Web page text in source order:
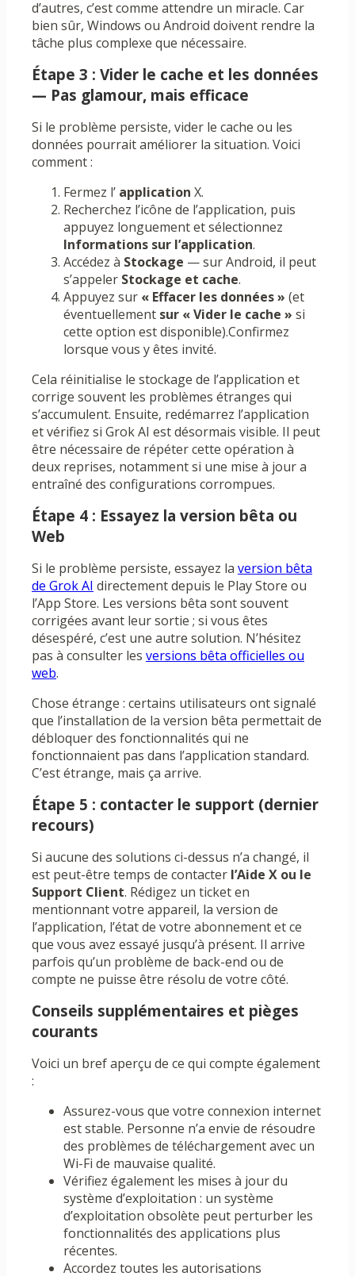
d’autres, c’est comme attendre un miracle. Car
bien sûr, Windows ou Android doivent rendre la
tâche plus complexe que nécessaire.
Étape 3 : Vider le cache et les données
— Pas glamour, mais efficace
Si le problème persiste, vider le cache ou les
données pourrait améliorer la situation. Voici
comment :
Fermez l’ application X.
Recherchez l’icône de l’application, puis
appuyez longuement et sélectionnez
Informations sur l’application.
Accédez à Stockage — sur Android, il peut
s’appeler Stockage et cache.
Appuyez sur « Effacer les données » (et
éventuellement sur « Vider le cache » si
cette option est disponible).Confirmez
lorsque vous y êtes invité.
Cela réinitialise le stockage de l’application et
corrige souvent les problèmes étranges qui
s’accumulent. Ensuite, redémarrez l’application
et vérifiez si Grok AI est désormais visible. Il peut
être nécessaire de répéter cette opération à
deux reprises, notamment si une mise à jour a
entraîné des configurations corrompues.
Étape 4 : Essayez la version bêta ou
Web
Si le problème persiste, essayez la version bêta
de Grok AI directement depuis le Play Store ou
l’App Store. Les versions bêta sont souvent
corrigées avant leur sortie ; si vous êtes
désespéré, c’est une autre solution. N’hésitez
pas à consulter les versions bêta officielles ou
web.
Chose étrange : certains utilisateurs ont signalé
que l’installation de la version bêta permettait de
débloquer des fonctionnalités qui ne
fonctionnaient pas dans l’application standard.
C’est étrange, mais ça arrive.
Étape 5 : contacter le support (dernier
recours)
Si aucune des solutions ci-dessus n’a changé, il
est peut-être temps de contacter l’Aide X ou le
Support Client. Rédigez un ticket en
mentionnant votre appareil, la version de
l’application, l’état de votre abonnement et ce
que vous avez essayé jusqu’à présent. Il arrive
parfois qu’un problème de back-end ou de
compte ne puisse être résolu de votre côté.
Conseils supplémentaires et pièges
courants
Voici un bref aperçu de ce qui compte également
:
Assurez-vous que votre connexion internet
est stable. Personne n’a envie de résoudre
des problèmes de téléchargement avec un
Wi-Fi de mauvaise qualité.
Vérifiez également les mises à jour du
système d’exploitation : un système
d’exploitation obsolète peut perturber les
fonctionnalités des applications plus
récentes.
Accordez toutes les autorisations